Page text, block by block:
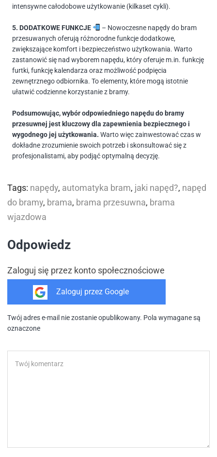
intensywne całodobowe użytkowanie (kilkaset cykli).
5. DODATKOWE FUNKCJE
– Nowoczesne napędy do bram
przesuwanych oferują różnorodne funkcje dodatkowe,
zwiększające komfort i bezpieczeństwo użytkowania. Warto
zastanowić się nad wyborem napędu, który oferuje m.in. funkcję
furtki, funkcję kalendarza oraz możliwość podpięcia
zewnętrznego odbiornika. To elementy, które mogą istotnie
ułatwić codzienne korzystanie z bramy.
Podsumowując, wybór odpowiedniego napędu do bramy
przesuwnej jest kluczowy dla zapewnienia bezpiecznego i
wygodnego jej użytkowania. Warto więc zainwestować czas w
dokładne zrozumienie swoich potrzeb i skonsultować się z
profesjonalistami, aby podjąć optymalną decyzję.
Tags: napędy, automatyka bram, jaki napęd?, napęd
do bramy, brama, brama przesuwna, brama
wjazdowa
Odpowiedz
Zaloguj się przez konto społecznościowe
Zaloguj przez Google
Twój adres e-mail nie zostanie opublikowany. Pola wymagane są
oznaczone